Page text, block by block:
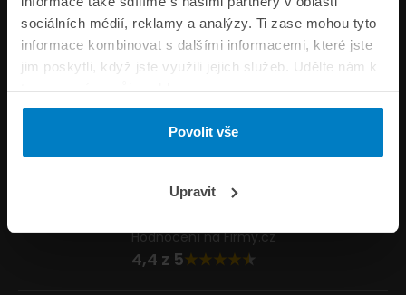
sociálních médií, reklamy a analýzy. Ti zase mohou tyto
informace kombinovat s dalšími informacemi, které jste
jim poskytli, když jste využili jejich služeb. Udělte nám k
tomu prosím svůj souhlas.
Povolit vše
Upravit
Informace
ePojisteni.cz
Formuláře
Napište nám
Hodnocení na Firmy.cz
4,4 z 5